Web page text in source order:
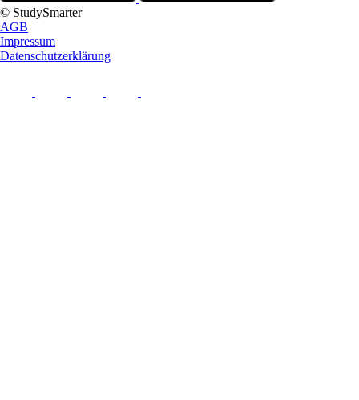
© StudySmarter
AGB
Impressum
Datenschutzerklärung